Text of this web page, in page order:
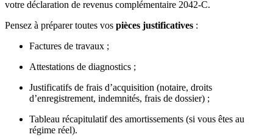
votre déclaration de revenus complémentaire 2042-C.
Pensez à préparer toutes vos pièces justificatives :
Factures de travaux ;
Attestations de diagnostics ;
Justificatifs de frais d’acquisition (notaire, droits
d’enregistrement, indemnités, frais de dossier) ;
Tableau récapitulatif des amortissements (si vous êtes au
régime réel).